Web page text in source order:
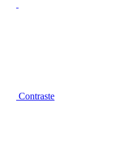
Contraste